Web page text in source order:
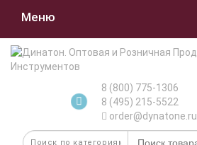
Меню
8 (800) 775-1306
8 (495) 215-5522
order@dynatone.ru